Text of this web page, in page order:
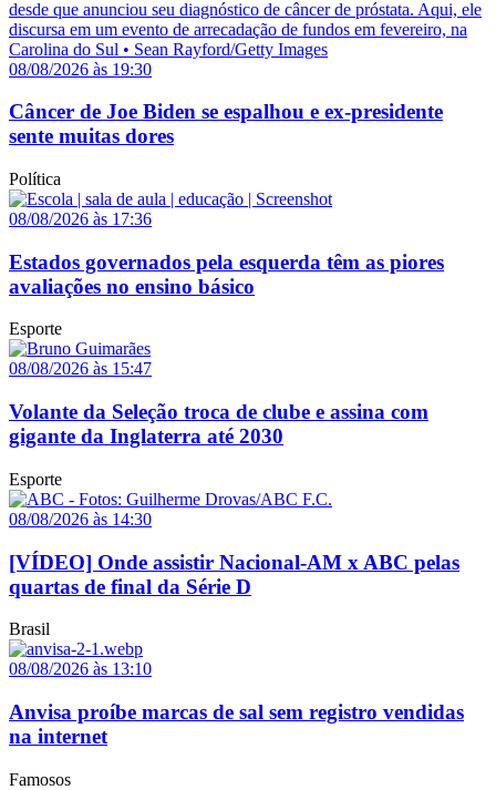
08/08/2026 às 19:30
Câncer de Joe Biden se espalhou e ex-presidente
sente muitas dores
Política
08/08/2026 às 17:36
Estados governados pela esquerda têm as piores
avaliações no ensino básico
Esporte
08/08/2026 às 15:47
Volante da Seleção troca de clube e assina com
gigante da Inglaterra até 2030
Esporte
08/08/2026 às 14:30
[VÍDEO] Onde assistir Nacional-AM x ABC pelas
quartas de final da Série D
Brasil
08/08/2026 às 13:10
Anvisa proíbe marcas de sal sem registro vendidas
na internet
Famosos